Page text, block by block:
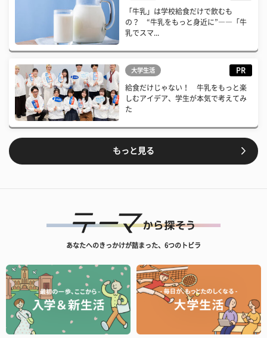
「牛乳」は学校給食だけで飲むも
の？ “牛乳をもっと身近に”――「牛
乳でスマ...
大学生活 PR
給食だけじゃない！ 牛乳をもっと楽
しむアイデア、学生が本気で考えてみ
た
もっと見る
あなたへのきっかけが詰まった、6つのトビラ